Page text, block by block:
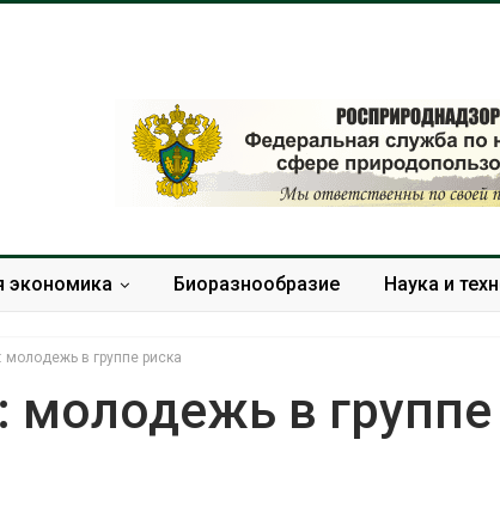
экономика Биоразнообразие Наука и
в группе риска
в группе